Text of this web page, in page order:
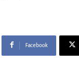
Facebook